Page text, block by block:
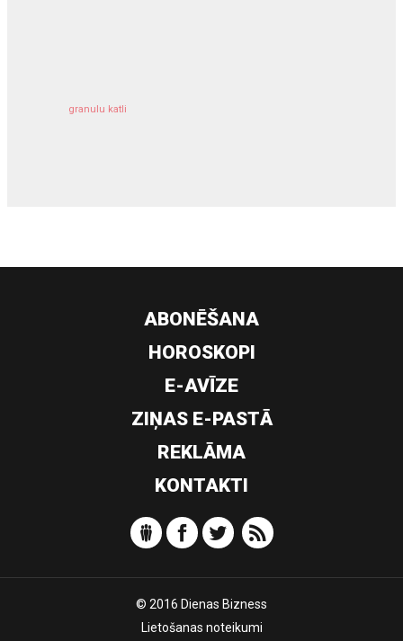
granulu katli
ABONĒŠANA
HOROSKOPI
E-AVĪZE
ZIŅAS E-PASTĀ
REKLĀMA
KONTAKTI
© 2016 Dienas Bizness
Lietošanas noteikumi